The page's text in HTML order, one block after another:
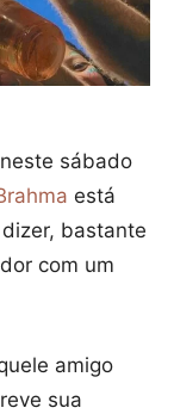
sábado
está
bastante
com um
amigo
sua